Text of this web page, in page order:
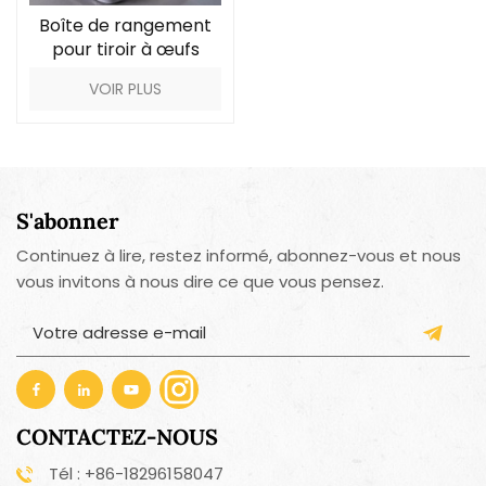
Boîte de rangement
pour tiroir à œufs
VOIR PLUS
S'abonner
Continuez à lire, restez informé, abonnez-vous et nous
vous invitons à nous dire ce que vous pensez.
CONTACTEZ-NOUS
Tél : +86-18296158047